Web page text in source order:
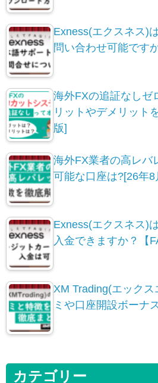
Exness(エクスネス)
問い合わせ可能です
海外FXの追証なしゼ
リットやデメリット
版]
海外FX業者の高レバ
可能な口座は?[26年8
Exness(エクスネス)
入金できますか？【
XM Trading(エック
ミや口座開設ボーナ
カテゴリー